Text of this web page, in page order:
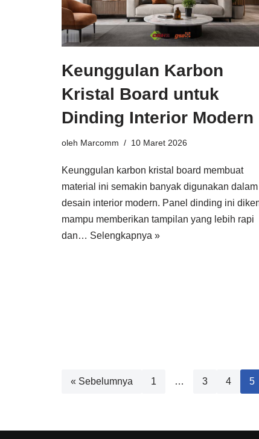
Keunggulan Karbon
Kristal Board untuk
Dinding Interior Modern
oleh Marcomm 10 Maret 2026
Keunggulan karbon kristal board membuat
material ini semakin banyak digunakan dalam
desain interior modern. Panel dinding ini
mampu memberikan tampilan yang lebih rapi
dan… Selengkapnya »
« Sebelumnya 1 … 3 4 5